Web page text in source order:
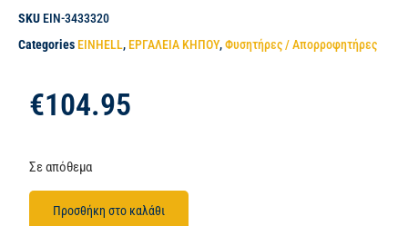
SKU EIN-3433320
Categories EINHELL, ΕΡΓΑΛΕΙΑ ΚΗΠΟΥ,Φυσητήρες / Απορροφητήρες
€104.95
Σε απόθεμα
Προσθήκη στο καλάθι